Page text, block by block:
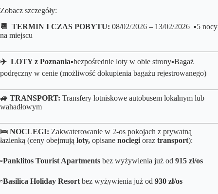
Zobacz szczegóły:
📆 TERMIN I CZAS POBYTU: 08/02/2026 – 13/02/2026 ▪️5 nocy
na miejscu
✈️ LOTY z Poznania▪️bezpośrednie loty w obie strony▪️Bagaż
podręczny w cenie (możliwość dokupienia bagażu rejestrowanego)
🚙 TRANSPORT: Transfery lotniskowe autobusem lokalnym lub
wahadłowym
🛌 NOCLEGI: Zakwaterowanie w 2-os pokojach z prywatną
łazienką (ceny obejmują loty, opisane noclegi oraz transport):
▫️Panklitos Tourist Apartments bez wyżywienia już od 915 zł/os
▫️Basilica Holiday Resort bez wyżywienia już od 930 zł/os